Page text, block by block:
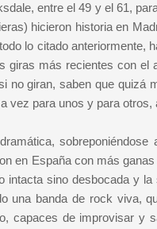
entre el 49 y el 61,
hicieron historia en
lo citado anteriormente,
giras más recientes con el
no giran, saben que quizá
vez para unos y para
en España con más
intacta sino desbocada y
una banda de rock viva,
capaces de improvisar y